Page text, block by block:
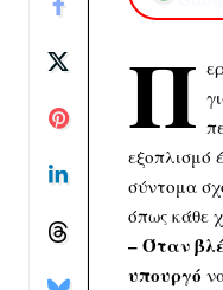
Π
εξοπλισμό
σύντομα
όπως κάθε
– Όταν
υπουργό